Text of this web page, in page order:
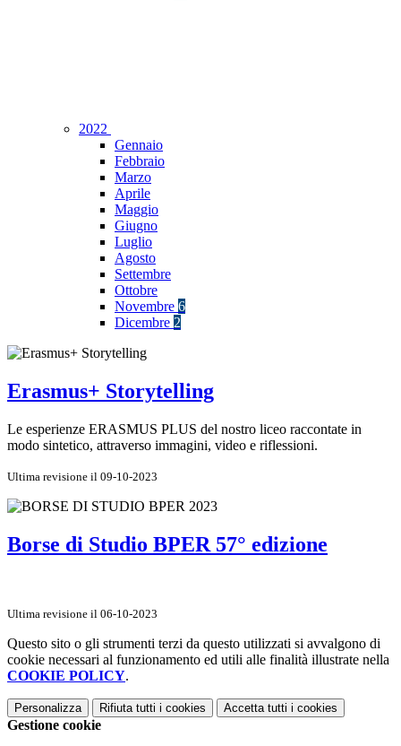
2022
Gennaio
Febbraio
Marzo
Aprile
Maggio
Giugno
Luglio
Agosto
Settembre
Ottobre
Novembre 6
Dicembre 2
Erasmus+ Storytelling
Le esperienze ERASMUS PLUS del nostro liceo raccontate in
modo sintetico, attraverso immagini, video e riflessioni.
Ultima revisione il 09-10-2023
Borse di Studio BPER 57° edizione
Ultima revisione il 06-10-2023
Questo sito o gli strumenti terzi da questo utilizzati si avvalgono di
cookie necessari al funzionamento ed utili alle finalità illustrate nella
COOKIE POLICY.
Personalizza Rifiuta tutti i cookies Accetta tutti i cookies
Gestione cookie